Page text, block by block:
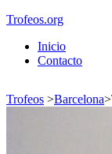
Trofeos.org
Inicio
Contacto
Trofeos >Barcelona>